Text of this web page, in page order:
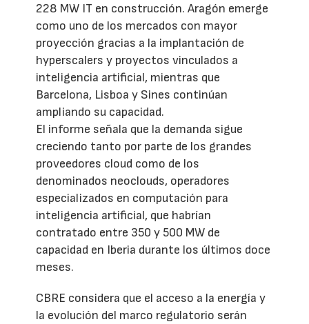
228 MW IT en construcción. Aragón emerge
como uno de los mercados con mayor
proyección gracias a la implantación de
hyperscalers y proyectos vinculados a
inteligencia artificial, mientras que
Barcelona, Lisboa y Sines continúan
ampliando su capacidad.
El informe señala que la demanda sigue
creciendo tanto por parte de los grandes
proveedores cloud como de los
denominados neoclouds, operadores
especializados en computación para
inteligencia artificial, que habrían
contratado entre 350 y 500 MW de
capacidad en Iberia durante los últimos doce
meses.
CBRE considera que el acceso a la energía y
la evolución del marco regulatorio serán